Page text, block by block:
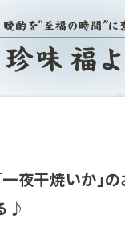
円 3,001円～
夜干焼いか」
♪